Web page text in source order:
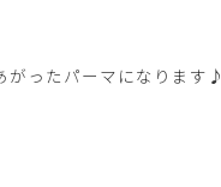
がったパーマになります♪